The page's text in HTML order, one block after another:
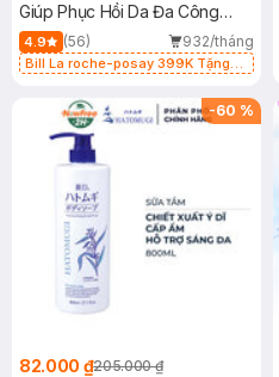
Giúp Phục Hồi Da Đa Công
Dụng 40ml
4.9 (56) 932/tháng
Bill La roche-posay 399K Tặng
(SL có hạn)
-60 %
82.000 ₫205.000 ₫